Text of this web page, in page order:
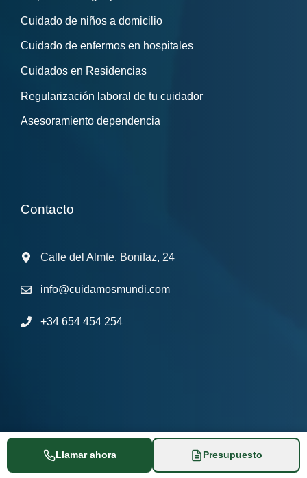
Cuidado de niños a domicilio
Cuidado de enfermos en hospitales
Cuidados en Residencias
Regularización laboral de tu cuidador
Asesoramiento dependencia
Contacto
Calle del Almte. Bonifaz, 24
info@cuidamosmundi.com
+34 654 454 254
Llamar ahora Presupuesto